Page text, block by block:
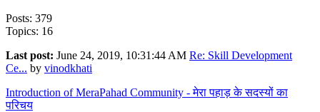
Posts: 379
Topics: 16
Last post: June 24, 2019, 10:31:44 AM Re: Skill Development
Ce... by vinodkhati
Introduction of MeraPahad Community - मेरा पहाड़ के सदस्यों का
परिचय